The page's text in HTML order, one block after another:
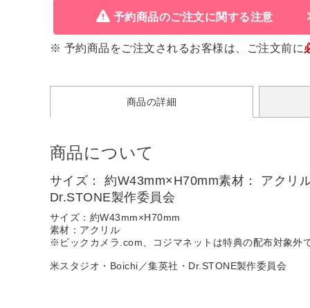
予約商品のご注文に関する注意
※ 予約商品をご注文されるお客様は、ご注文前に
商品の詳細
商品について
サイズ： 約W43mm×H70mm素材： アクリ
Dr.STONE製作委員会
サイズ：約W43mm×H70mm
素材：アクリル
※ビックカメラ.com、コジマネットは特典の配布対象外
米スタジオ・Boichi／集英社・Dr.STONE製作委員会